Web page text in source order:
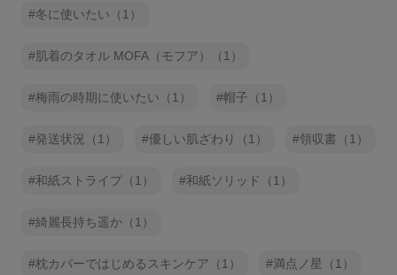
冬に使いたい（1）
肌着のタオル MOFA（モフア）（1）
梅雨の時期に使いたい（1） 帽子（1）
発送状況（1） 優しい肌ざわり（1） 領収書（1）
和紙ストライプ（1） 和紙ソリッド（1）
綺麗長持ち遥か（1）
枕カバーではじめるスキンケア（1） 満点ノ星（1）